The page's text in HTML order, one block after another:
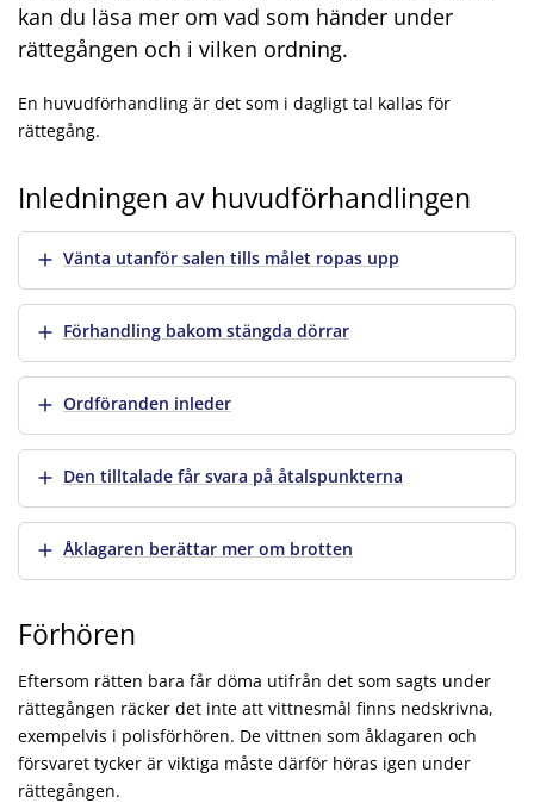
kan du läsa mer om vad som händer under
rättegången och i vilken ordning.
En huvudförhandling är det som i dagligt tal kallas för
rättegång.
Inledningen av huvudförhandlingen
Visa merVänta utanför salen tills målet ropas upp
Visa merFörhandling bakom stängda dörrar
Visa merOrdföranden inleder
Visa merDen tilltalade får svara på åtalspunkterna
Visa merÅklagaren berättar mer om brotten
Förhören
Eftersom rätten bara får döma utifrån det som sagts under
rättegången räcker det inte att vittnesmål finns nedskrivna,
exempelvis i polisförhören. De vittnen som åklagaren och
försvaret tycker är viktiga måste därför höras igen under
rättegången.